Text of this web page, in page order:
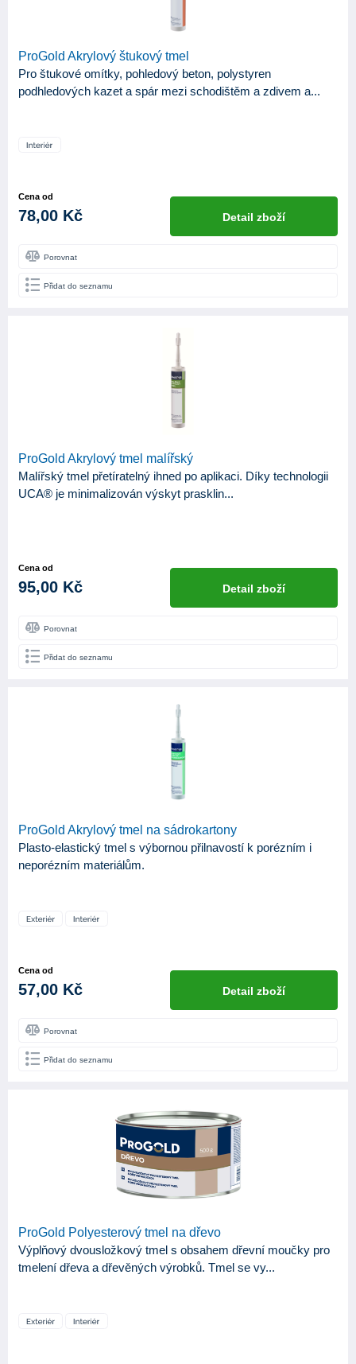
ProGold Akrylový štukový tmel
Pro štukové omítky, pohledový beton, polystyren
podhledových kazet a spár mezi schodištěm a zdivem a...
Cena od
78,00 Kč Detail zboží
Porovnat
Přidat do seznamu
ProGold Akrylový tmel malířský
Malířský tmel přetíratelný ihned po aplikaci. Díky technologii
UCA® je minimalizován výskyt prasklin...
Cena od
95,00 Kč Detail zboží
Porovnat
Přidat do seznamu
ProGold Akrylový tmel na sádrokartony
Plasto-elastický tmel s výbornou přilnavostí k porézním i
neporézním materiálům.
Cena od
57,00 Kč Detail zboží
Porovnat
Přidat do seznamu
ProGold Polyesterový tmel na dřevo
Výplňový dvousložkový tmel s obsahem dřevní moučky pro
tmelení dřeva a dřevěných výrobků. Tmel se vy...